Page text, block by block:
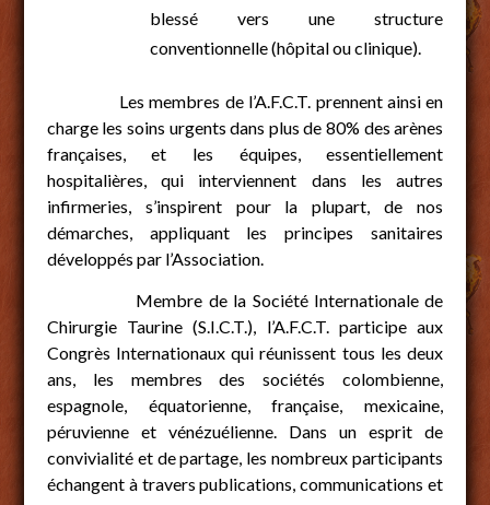
blessé vers une structure
conventionnelle (hôpital ou clinique).
Les membres de l’A.F.C.T. prennent ainsi en
charge les soins urgents dans plus de 80% des arènes
françaises, et les équipes, essentiellement
hospitalières, qui interviennent dans les autres
infirmeries, s’inspirent pour la plupart, de nos
démarches, appliquant les principes sanitaires
développés par l’Association.
Membre de la Société Internationale de
Chirurgie Taurine (S.I.C.T.), l’A.F.C.T. participe aux
Congrès Internationaux qui réunissent tous les deux
ans, les membres des sociétés colombienne,
espagnole, équatorienne, française, mexicaine,
péruvienne et vénézuélienne. Dans un esprit de
convivialité et de partage, les nombreux participants
échangent à travers publications, communications et